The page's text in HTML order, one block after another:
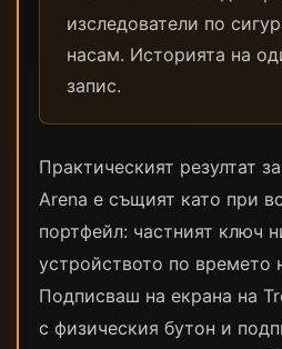
изследователи по
насам. Историята на
запис.
Практическият резултат
Arena е същият като при
портфейл: частният ключ
устройството по времето
Подписваш на екрана на
с физическия бутон и